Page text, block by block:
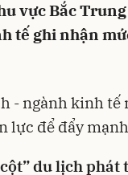
vực Bắc
tế ghi nhận
- ngành kinh
lực để đẩy
du lịch phát